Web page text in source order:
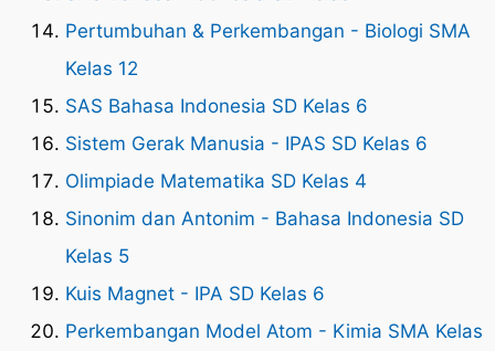
Pertumbuhan & Perkembangan - Biologi SMA
Kelas 12
SAS Bahasa Indonesia SD Kelas 6
Sistem Gerak Manusia - IPAS SD Kelas 6
Olimpiade Matematika SD Kelas 4
Sinonim dan Antonim - Bahasa Indonesia SD
Kelas 5
Kuis Magnet - IPA SD Kelas 6
Perkembangan Model Atom - Kimia SMA Kelas